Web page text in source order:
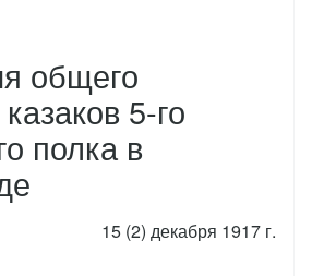
общего
5-го
полка в
15 (2) декабря 1917 г.